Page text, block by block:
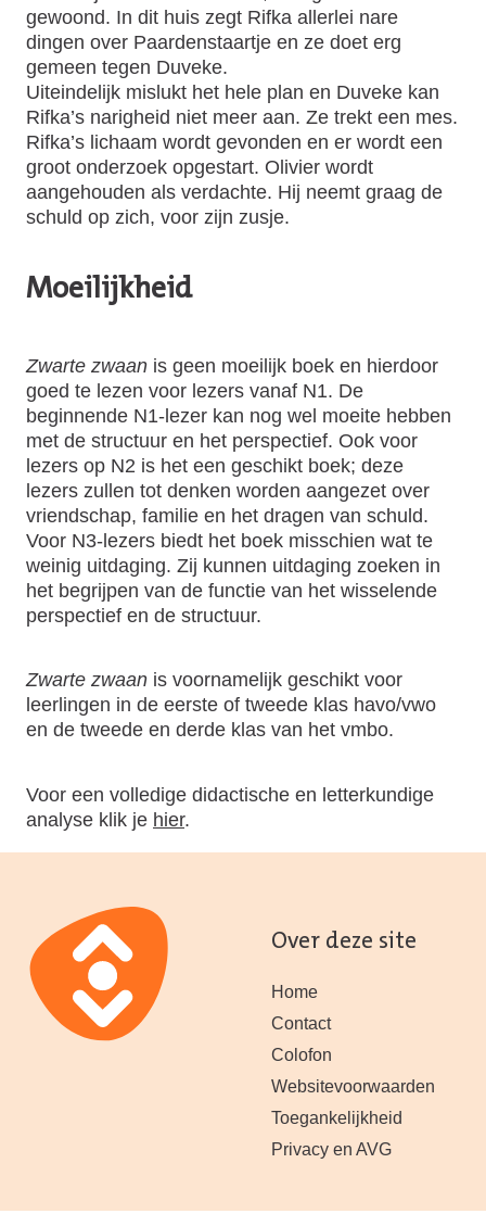
gewoond. In dit huis zegt Rifka allerlei nare
dingen over Paardenstaartje en ze doet erg
gemeen tegen Duveke.
Uiteindelijk mislukt het hele plan en Duveke kan
Rifka’s narigheid niet meer aan. Ze trekt een mes.
Rifka’s lichaam wordt gevonden en er wordt een
groot onderzoek opgestart. Olivier wordt
aangehouden als verdachte. Hij neemt graag de
schuld op zich, voor zijn zusje.
Moeilijkheid
Zwarte zwaan is geen moeilijk boek en hierdoor
goed te lezen voor lezers vanaf N1. De
beginnende N1-lezer kan nog wel moeite hebben
met de structuur en het perspectief. Ook voor
lezers op N2 is het een geschikt boek; deze
lezers zullen tot denken worden aangezet over
vriendschap, familie en het dragen van schuld.
Voor N3-lezers biedt het boek misschien wat te
weinig uitdaging. Zij kunnen uitdaging zoeken in
het begrijpen van de functie van het wisselende
perspectief en de structuur.
Zwarte zwaan is voornamelijk geschikt voor
leerlingen in de eerste of tweede klas havo/vwo
en de tweede en derde klas van het vmbo.
Voor een volledige didactische en letterkundige
analyse klik je hier.
Over deze site
Home
Contact
Colofon
Websitevoorwaarden
Toegankelijkheid
Privacy en AVG